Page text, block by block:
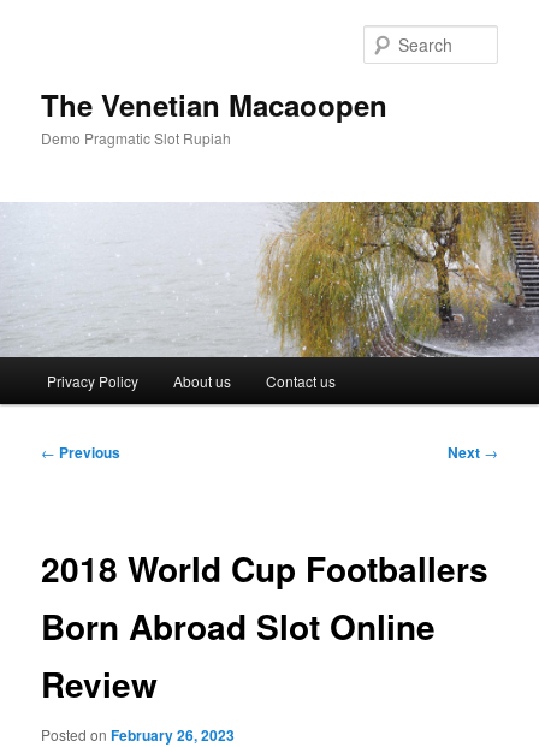
The Venetian Macaoopen
Demo Pragmatic Slot Rupiah
Privacy Policy About us Contact us
Post
← Previous Next →
2018 World Cup Footballers
Born Abroad Slot Online
Review
Posted onFebruary 26, 2023